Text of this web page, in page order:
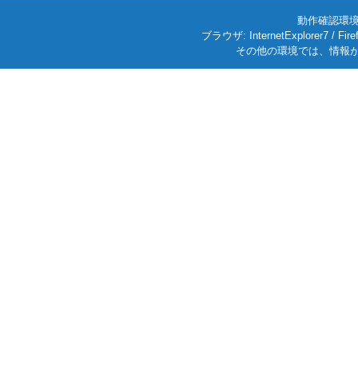
動作確認環
ブラウザ: InternetExplorer7 /
その他の環境では、情報